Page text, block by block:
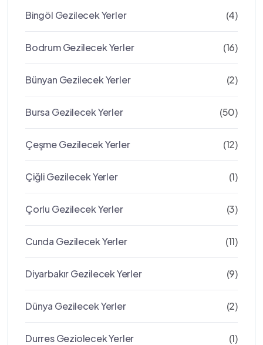
Bingöl Gezilecek Yerler (4)
Bodrum Gezilecek Yerler (16)
Bünyan Gezilecek Yerler (2)
Bursa Gezilecek Yerler (50)
Çeşme Gezilecek Yerler (12)
Çiğli Gezilecek Yerler (1)
Çorlu Gezilecek Yerler (3)
Cunda Gezilecek Yerler (11)
Diyarbakır Gezilecek Yerler (9)
Dünya Gezilecek Yerler (2)
Durres Geziolecek Yerler (1)